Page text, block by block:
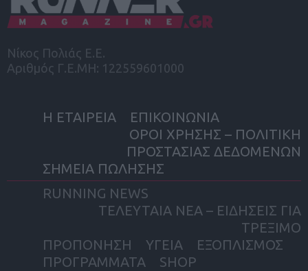
Νίκος Πολιάς Ε.Ε.
Αριθμός Γ.Ε.ΜΗ: 122559601000
Η ΕΤΑΙΡΕΙΑ
ΕΠΙΚΟΙΝΩΝΙΑ
ΟΡΟΙ ΧΡΗΣΗΣ – ΠΟΛΙΤΙΚΗ
ΠΡΟΣΤΑΣΙΑΣ ΔΕΔΟΜΕΝΩΝ
ΣΗΜΕΙΑ ΠΩΛΗΣΗΣ
RUNNING NEWS
ΤΕΛΕΥΤΑΙΑ ΝΕΑ – ΕΙΔΗΣΕΙΣ ΓΙΑ
ΤΡΕΞΙΜΟ
ΠΡΟΠΟΝΗΣΗ
ΥΓΕΙΑ
ΕΞΟΠΛΙΣΜΟΣ
ΠΡΟΓΡΑΜΜΑΤΑ
SHOP